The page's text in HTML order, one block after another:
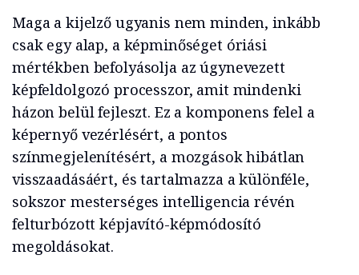
Maga a kijelző ugyanis nem minden, inkább
csak egy alap, a képminőséget óriási
mértékben befolyásolja az úgynevezett
képfeldolgozó processzor, amit mindenki
házon belül fejleszt. Ez a komponens felel a
képernyő vezérlésért, a pontos
színmegjelenítésért, a mozgások hibátlan
visszaadásáért, és tartalmazza a különféle,
sokszor mesterséges intelligencia révén
felturbózott képjavító-képmódosító
megoldásokat.